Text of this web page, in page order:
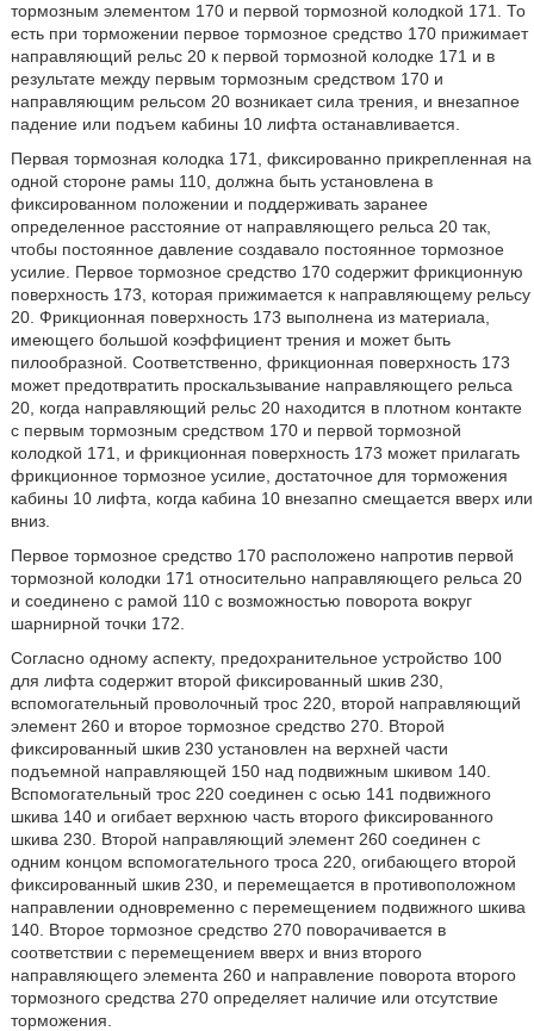
тормозным элементом 170 и первой тормозной колодкой 171. То
есть при торможении первое тормозное средство 170 прижимает
направляющий рельс 20 к первой тормозной колодке 171 и в
результате между первым тормозным средством 170 и
направляющим рельсом 20 возникает сила трения, и внезапное
падение или подъем кабины 10 лифта останавливается.
Первая тормозная колодка 171, фиксированно прикрепленная на
одной стороне рамы 110, должна быть установлена в
фиксированном положении и поддерживать заранее
определенное расстояние от направляющего рельса 20 так,
чтобы постоянное давление создавало постоянное тормозное
усилие. Первое тормозное средство 170 содержит фрикционную
поверхность 173, которая прижимается к направляющему рельсу
20. Фрикционная поверхность 173 выполнена из материала,
имеющего большой коэффициент трения и может быть
пилообразной. Соответственно, фрикционная поверхность 173
может предотвратить проскальзывание направляющего рельса
20, когда направляющий рельс 20 находится в плотном контакте
с первым тормозным средством 170 и первой тормозной
колодкой 171, и фрикционная поверхность 173 может прилагать
фрикционное тормозное усилие, достаточное для торможения
кабины 10 лифта, когда кабина 10 внезапно смещается вверх или
вниз.
Первое тормозное средство 170 расположено напротив первой
тормозной колодки 171 относительно направляющего рельса 20
и соединено с рамой 110 с возможностью поворота вокруг
шарнирной точки 172.
Согласно одному аспекту, предохранительное устройство 100
для лифта содержит второй фиксированный шкив 230,
вспомогательный проволочный трос 220, второй направляющий
элемент 260 и второе тормозное средство 270. Второй
фиксированный шкив 230 установлен на верхней части
подъемной направляющей 150 над подвижным шкивом 140.
Вспомогательный трос 220 соединен с осью 141 подвижного
шкива 140 и огибает верхнюю часть второго фиксированного
шкива 230. Второй направляющий элемент 260 соединен с
одним концом вспомогательного троса 220, огибающего второй
фиксированный шкив 230, и перемещается в противоположном
направлении одновременно с перемещением подвижного шкива
140. Второе тормозное средство 270 поворачивается в
соответствии с перемещением вверх и вниз второго
направляющего элемента 260 и направление поворота второго
тормозного средства 270 определяет наличие или отсутствие
торможения.